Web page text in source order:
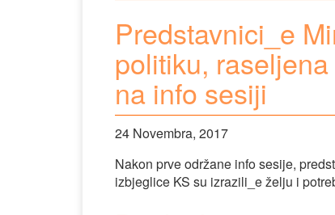
Predstavnici_e
politiku,
na info sesiji
24 Novembra, 2017
Nakon prve održane info sesije,
izbjeglice KS su izrazili_e želju i